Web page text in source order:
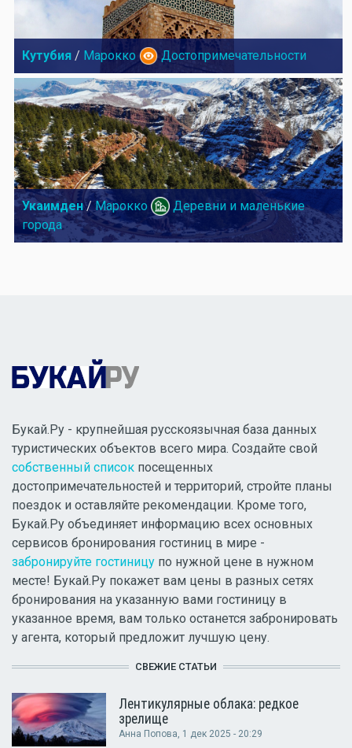
Кутубия / Марокко Достопримечательности
Укаимден/ Марокко
Деревни и маленькие
города
Букай.Ру - крупнейшая русскоязычная база данных
туристических объектов всего мира. Создайте свой
собственный список посещенных
достопримечательностей и территорий, стройте планы
поездок и оставляйте рекомендации. Кроме того,
Букай.Ру объединяет информацию всех основных
сервисов бронирования гостиниц в мире -
забронируйте гостиницу по нужной цене в нужном
месте! Букай.Ру покажет вам цены в разных сетях
бронирования на указанную вами гостиницу в
указанное время, вам только останется забронировать
у агента, который предложит лучшую цену.
СВЕЖИЕ СТАТЬИ
Лентикулярные облака: редкое
зрелище
Анна Попова, 1 дек 2025 - 20:29